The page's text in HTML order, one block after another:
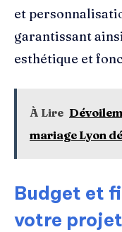
et
garantissant
esthétique et
À Lire
mariage Lyon
Budget et
votre